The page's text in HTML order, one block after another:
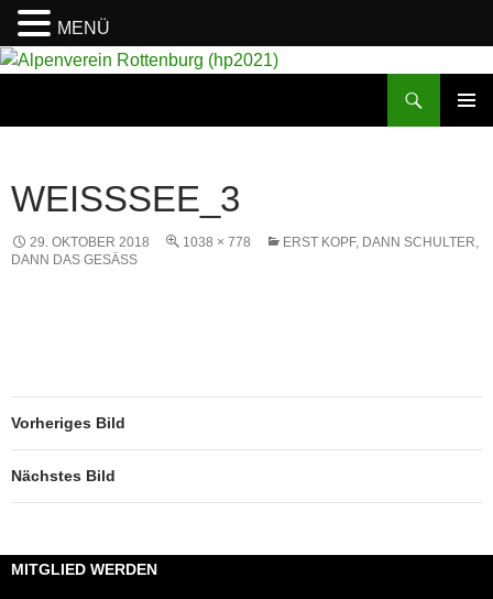
WEISSSEE_3
29. OKTOBER 2018 1038 × 778
ERST KOPF, DANN SCHULTER,
DANN DAS GESÄSS
Vorheriges Bild
Nächstes Bild
MITGLIED WERDEN
MENÜ